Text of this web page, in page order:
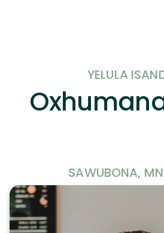
YELULA
SAWUBONA,